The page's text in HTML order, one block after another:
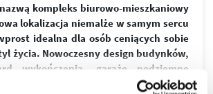
kompleks biurowo-mieszkaniowy
lokalizacja niemalże w samym sercu
idealna dla osób ceniących sobie
życia. Nowoczesny design budynków,
wykończenia, garaże podziemne
nawet najbardziej wymagających